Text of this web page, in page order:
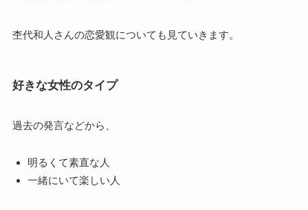
杢代和人さんの恋愛観についても見ていきます。
好きな女性のタイプ
過去の発言などから、
明るくて素直な人
一緒にいて楽しい人